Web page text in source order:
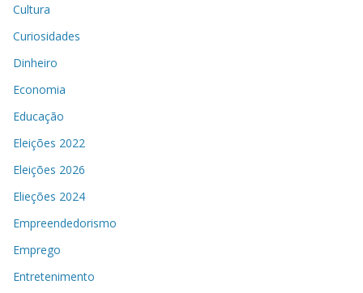
Cultura
Curiosidades
Dinheiro
Economia
Educação
Eleições 2022
Eleições 2026
Elieções 2024
Empreendedorismo
Emprego
Entretenimento